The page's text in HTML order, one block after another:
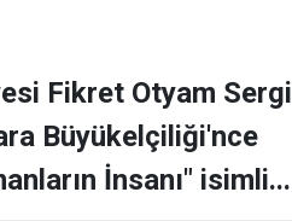
Fikret Otyam Sergi
Büyükelçiliği'nce
İnsanı" isimli...